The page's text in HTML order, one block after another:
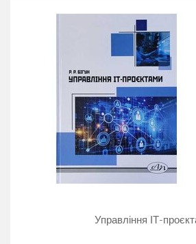
Управління ІТ-